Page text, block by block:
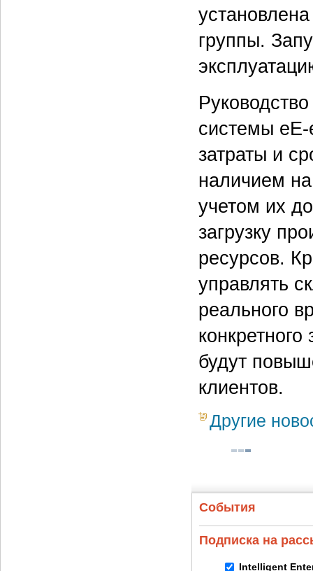
группы.
системы eE-
затраты и
наличием
учетом их
загрузку
ресурсов.
управлять
реального
будут
клиентов.
Другие
События
Подписка на
Intelligent